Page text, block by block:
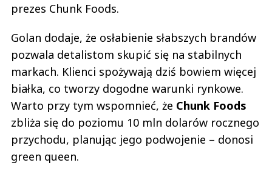
prezes Chunk Foods.
Golan dodaje, że osłabienie słabszych brandów
pozwala detalistom skupić się na stabilnych
markach. Klienci spożywają dziś bowiem więcej
białka, co tworzy dogodne warunki rynkowe.
Warto przy tym wspomnieć, że Chunk Foods
zbliża się do poziomu 10 mln dolarów rocznego
przychodu, planując jego podwojenie – donosi
green queen.